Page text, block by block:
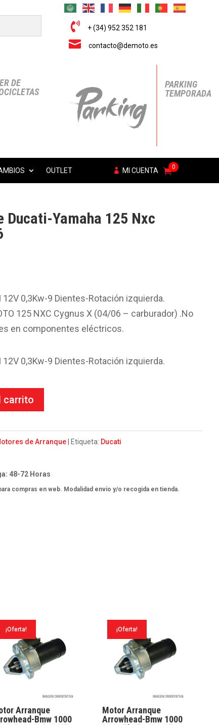
 + (34) 952 352 181
 contacto@demoto.es
DE
PARKING
TEMPORADA
OUTLET MI CUENTA 0
Ducati-Yamaha 125 Nxc
actual
es:
91.95€.
12V 0,3Kw-9 Dientes-Rotación izquierda.
125 NXC Cygnus X (04/06 – carburador) .No
en componentes eléctricos.
12V 0,3Kw-9 Dientes-Rotación izquierda.
carrito
de Arranque Etiqueta: Ducati
48-72 Horas
compras en web. Modalidad envío y/o recogida en tienda.
¡Oferta!
Arranque
Bmw 1000
¡Oferta!
Motor Arranque
Arrowhead-Bmw 1000